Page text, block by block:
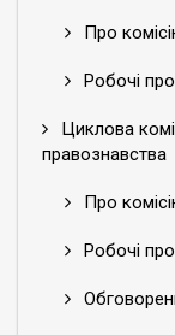
Про
Робочі
Циклова
правознавства
Про
Робочі